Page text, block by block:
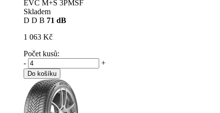
EVC M+S 3PMSF
Skladem
D D B 71 dB
1 063 Kč
Počet kusů:
-
+
Do košíku